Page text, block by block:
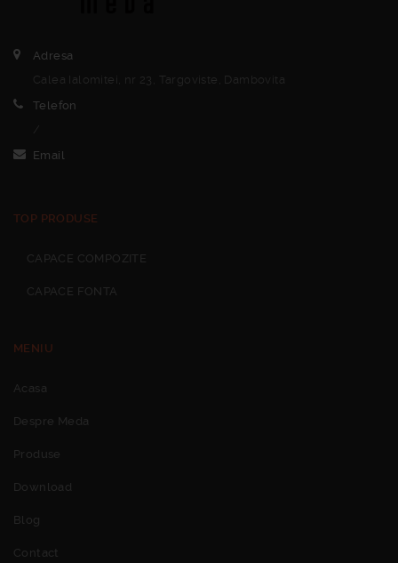
Adresa
Calea Ialomitei, nr 23, Targoviste, Dambovita
Telefon
Email
TOP PRODUSE
CAPACE COMPOZITE
CAPACE FONTA
MENIU
Acasa
Despre Meda
Produse
Download
Blog
Contact